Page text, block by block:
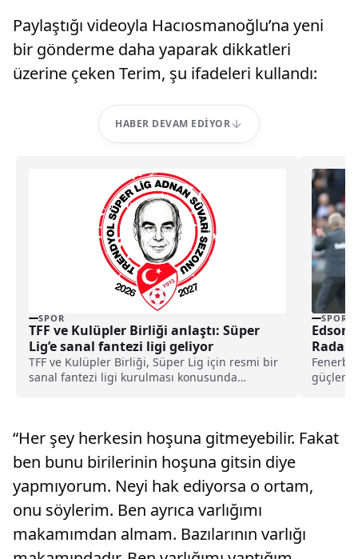
Paylaştığı videoyla Hacıosmanoğlu’na yeni
bir gönderme daha yaparak dikkatleri
üzerine çeken Terim, şu ifadeleri kullandı:
HABER DEVAM EDIYOR
SPOR
TFF ve Kulüpler Birliği anlaştı: Süper
Lig’e sanal fantezi ligi geliyor
TFF ve Kulüpler Birliği, Süper Lig için resmi bir
sanal fantezi ligi kurulması konusunda
SPOR
Edson
“Her şey herkesin hoşuna gitmeyebilir. Fakat
ben bunu birilerinin hoşuna gitsin diye
yapmıyorum. Neyi hak ediyorsa o ortam,
onu söylerim. Ben ayrıca varlığımı
makamımdan almam. Bazılarının varlığı